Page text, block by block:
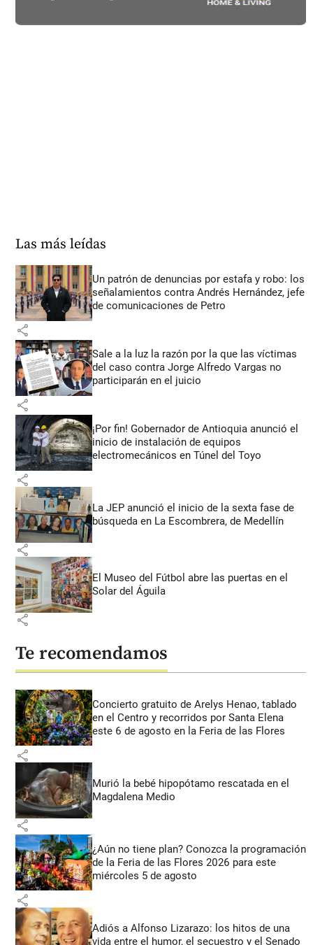
Las más leídas
Un patrón de denuncias por estafa y robo: los
señalamientos contra Andrés Hernández, jefe
de comunicaciones de Petro
share
Sale a la luz la razón por la que las víctimas
del caso contra Jorge Alfredo Vargas no
participarán en el juicio
share
¡Por fin! Gobernador de Antioquia anunció el
inicio de instalación de equipos
electromecánicos en Túnel del Toyo
share
La JEP anunció el inicio de la sexta fase de
búsqueda en La Escombrera, de Medellín
share
El Museo del Fútbol abre las puertas en el
Solar del Águila
share
Te recomendamos
Concierto gratuito de Arelys Henao, tablado
en el Centro y recorridos por Santa Elena
este 6 de agosto en la Feria de las Flores
share
Murió la bebé hipopótamo rescatada en el
Magdalena Medio
share
¿Aún no tiene plan? Conozca la programación
de la Feria de las Flores 2026 para este
miércoles 5 de agosto
share
Adiós a Alfonso Lizarazo: los hitos de una
vida entre el humor, el secuestro y el Senado